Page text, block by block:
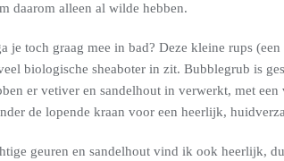
daarom alleen al wilde hebben.
je toch graag mee in bad? Deze kleine rups
biologische sheaboter in zit. Bubblegrub is
er vetiver en sandelhout in verwerkt, met
de lopende kraan voor een heerlijk,
geuren en sandelhout vind ik ook heerlijk,